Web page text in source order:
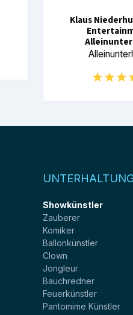
Klaus
Showkünstler
Zauberer
Komiker
Ballonkünstler
Clown
Jongleur
Bauchredner
Feuerkünstler
Pantomime Künstler